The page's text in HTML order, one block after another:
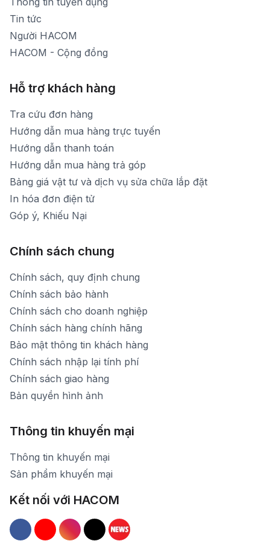
Tin tức
Người HACOM
HACOM - Cộng đồng
Hỗ trợ khách hàng
Tra cứu đơn hàng
Hướng dẫn mua hàng trực tuyến
Hướng dẫn thanh toán
Hướng dẫn mua hàng trả góp
Bảng giá vật tư và dịch vụ sửa chữa lắp đặt
In hóa đơn điện tử
Góp ý, Khiếu Nại
Chính sách chung
Chính sách, quy định chung
Chính sách bảo hành
Chính sách cho doanh nghiệp
Chính sách hàng chính hãng
Bảo mật thông tin khách hàng
Chính sách nhập lại tính phí
Chính sách giao hàng
Bản quyền hình ảnh
Thông tin khuyến mại
Thông tin khuyến mại
Sản phẩm khuyến mại
Kết nối với HACOM
Hacom Facebook
Hacom YouTube
Hacom Instagram
Hacom TikTok